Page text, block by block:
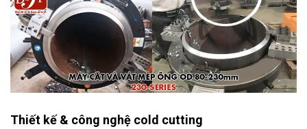
Thiết kế & công nghệ cold cutting